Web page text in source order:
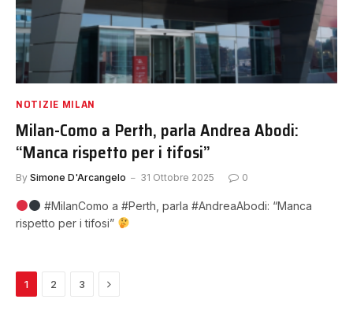
NOTIZIE MILAN
Milan-Como a Perth, parla Andrea Abodi:
“Manca rispetto per i tifosi”
By Simone D'Arcangelo 31 Ottobre 2025 0
#MilanComo a #Perth, parla #AndreaAbodi: “Manca
rispetto per i tifosi”
1 2 3 Next